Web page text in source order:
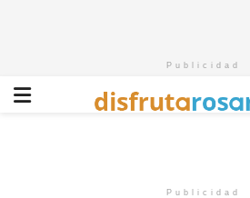
Publicidad
Publicidad